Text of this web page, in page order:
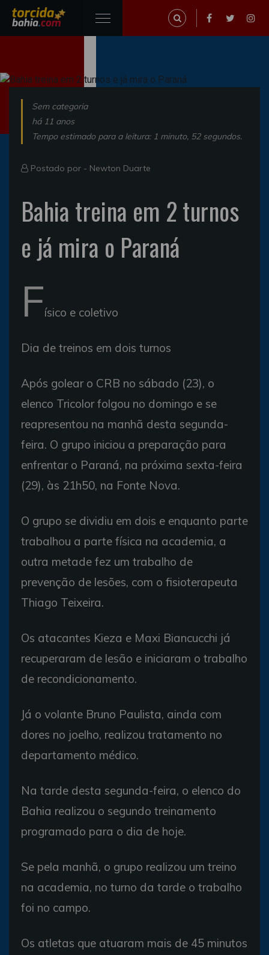
Sem categoria
há 11 anos
Tempo estimado para a leitura: 1 minuto, 52 segundos.
Postado por - Newton Duarte
Bahia treina em 2 turnos
e já mira o Paraná
Físico e coletivo
Dia de treinos em dois turnos
Após golear o CRB no sábado (23), o
elenco Tricolor folgou no domingo e se
reapresentou na manhã desta segunda-
feira. O grupo iniciou a preparação para
enfrentar o Paraná, na próxima sexta-feira
(29), às 21h50, na Fonte Nova.
O grupo se dividiu em dois e enquanto parte
trabalhou a parte física na academia, a
outra metade fez um trabalho de
prevenção de lesões, com o fisioterapeuta
Thiago Teixeira.
Os atacantes Kieza e Maxi Biancucchi já
recuperaram de lesão e iniciaram o trabalho
de recondicionamento.
Já o volante Bruno Paulista, ainda com
dores no joelho, realizou tratamento no
departamento médico.
Na tarde desta segunda-feira, o elenco do
Bahia realizou o segundo treinamento
programado para o dia de hoje.
Se pela manhã, o grupo realizou um treino
na academia, no turno da tarde o trabalho
foi no campo.
Os atletas que atuaram mais de 45 minutos